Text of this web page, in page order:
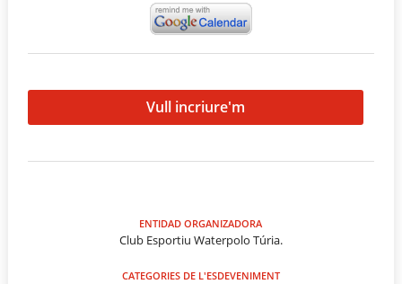
Vull incriure'm
ENTIDAD ORGANIZADORA
Club Esportiu Waterpolo Túria.
CATEGORIES DE L'ESDEVENIMENT